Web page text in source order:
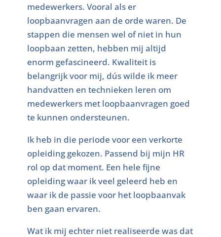
medewerkers. Vooral als er
loopbaanvragen aan de orde waren. De
stappen die mensen wel of niet in hun
loopbaan zetten, hebben mij altijd
enorm gefascineerd. Kwaliteit is
belangrijk voor mij, dús wilde ik meer
handvatten en technieken leren om
medewerkers met loopbaanvragen goed
te kunnen ondersteunen.
Ik heb in die periode voor een verkorte
opleiding gekozen. Passend bij mijn HR
rol op dat moment. Een hele fijne
opleiding waar ik veel geleerd heb en
waar ik de passie voor het loopbaanvak
ben gaan ervaren.
Wat ik mij echter niet realiseerde was dat